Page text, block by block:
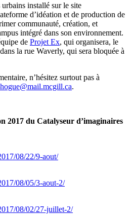
installé sur le site
d’idéation et de production de
communauté, création, et
intégré dans son environnement.
de Projet Ex, qui organisera, le
la rue Waverly, qui sera bloquée à
n’hésitez surtout pas à
.
2017 du Catalyseur d’imaginaires
08/22/9-aout/
08/05/3-aout-2/
08/02/27-juillet-2/